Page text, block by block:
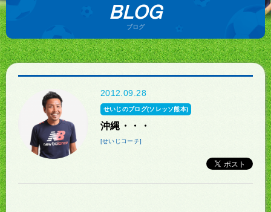
BLOG
ブログ
2012.09.28
せいじのブログ(ソレッソ熊本)
沖縄・・・
[せいじコーチ]